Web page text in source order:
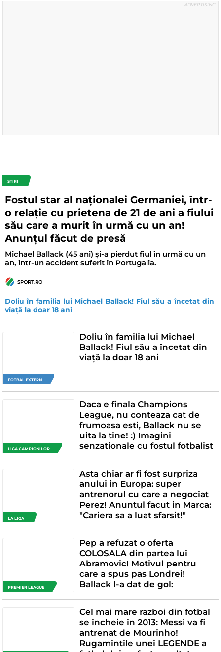
STIRI
Fostul star al naționalei Germaniei, într-
o relație cu prietena de 21 de ani a fiului
său care a murit în urmă cu un an!
Anunțul făcut de presă
Michael Ballack (45 ani) și-a pierdut fiul în urmă cu un
an, într-un accident suferit în Portugalia.
SPORT.RO
Doliu în familia lui Michael Ballack! Fiul său a încetat din
viață la doar 18 ani
FOTBAL EXTERN
Doliu în familia lui Michael
Ballack! Fiul său a încetat din
viață la doar 18 ani
LIGA CAMPIONILOR
Daca e finala Champions
League, nu conteaza cat de
frumoasa esti, Ballack nu se
uita la tine! :) Imagini
senzationale cu fostul fotbalist
LA LIGA
Asta chiar ar fi fost surpriza
anului in Europa: super
antrenorul cu care a negociat
Perez! Anuntul facut in Marca:
"Cariera sa a luat sfarsit!"
PREMIER LEAGUE
Pep a refuzat o oferta
COLOSALA din partea lui
Abramovic! Motivul pentru
care a spus pas Londrei!
Ballack l-a dat de gol:
Cel mai mare razboi din fotbal
se incheie in 2013: Messi va fi
antrenat de Mourinho!
Rugamintile unei LEGENDE a